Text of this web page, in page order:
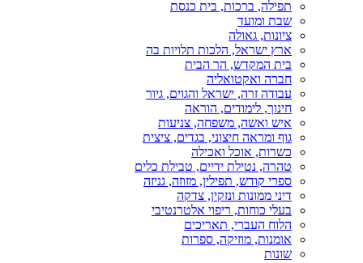
תפילה, ברכות, בית כנסת
שבת ומועד
ציונות, גאולה
ארץ ישראל, הלכות תלויות בה
בית המקדש, הר הבית
חברה ואקטואליה
עבודה זרה, ישראל והגוים, גיור
חינוך, לימודים, הוראה
איש ואשה, משפחה, צניעות
גוף ומראה חיצוני, בגדים, ציצית
כשרות, אוכל ואכילה
טהרה, נטילת ידיים, טבילת כלים
ספרי קודש, תפילין, מזוזה, גניזה
דיני ממונות ונזקין, צדקה
בעלי כוחות, ריפוי אלטרנטיבי
הלוח העברי, תאריכים
אומנות, מוזיקה, ספרות
שונות